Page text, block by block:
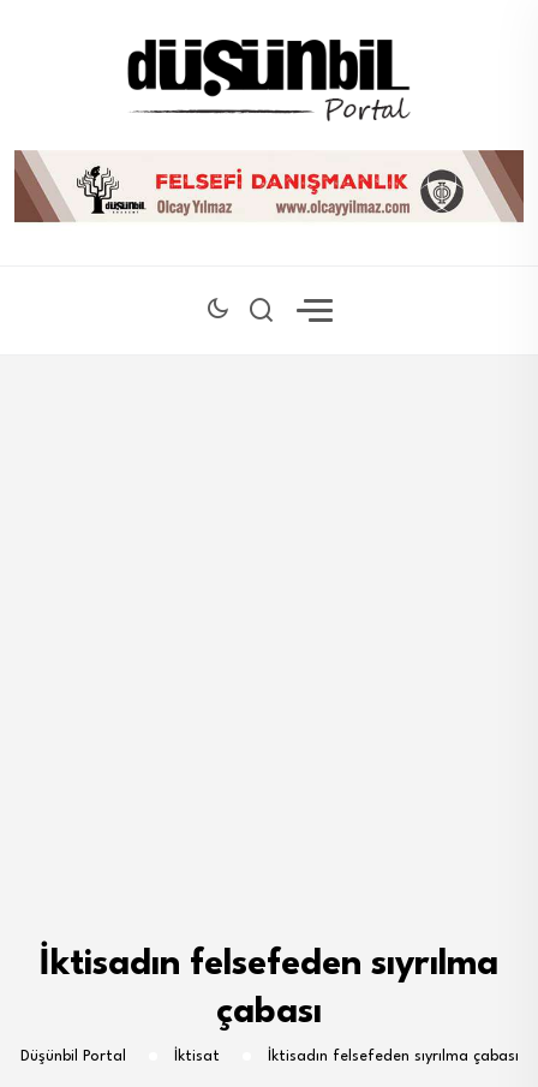
İktisadın felsefeden sıyrılma
çabası
Düşünbil Portal İktisat İktisadın felsefeden sıyrılma çabası